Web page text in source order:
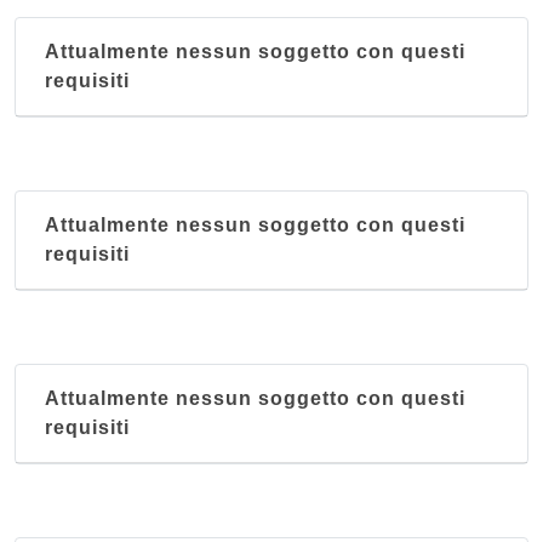
Attualmente nessun soggetto con questi
requisiti
Attualmente nessun soggetto con questi
requisiti
Attualmente nessun soggetto con questi
requisiti